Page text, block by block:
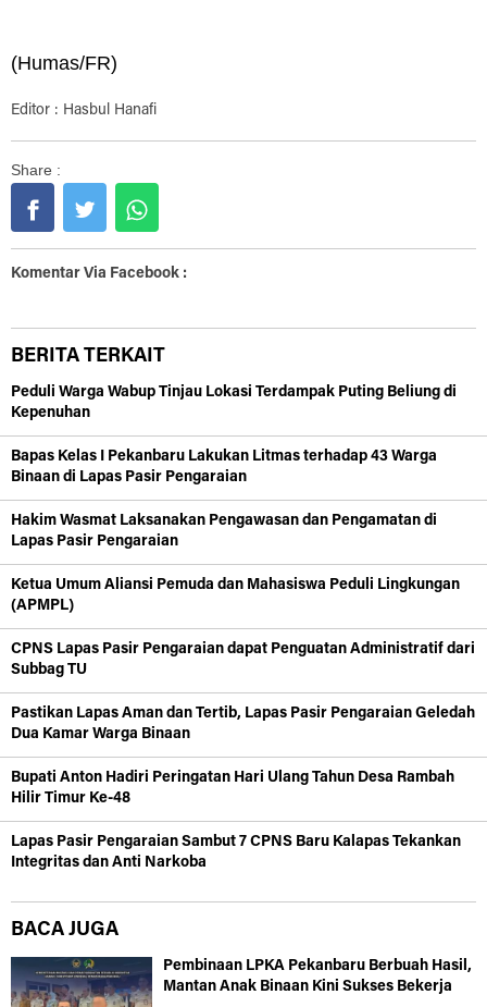
(Humas/FR)
Editor : Hasbul Hanafi
Share :
Komentar Via Facebook :
BERITA TERKAIT
Peduli Warga Wabup Tinjau Lokasi Terdampak Puting Beliung di
Kepenuhan
Bapas Kelas I Pekanbaru Lakukan Litmas terhadap 43 Warga
Binaan di Lapas Pasir Pengaraian
Hakim Wasmat Laksanakan Pengawasan dan Pengamatan di
Lapas Pasir Pengaraian
Ketua Umum Aliansi Pemuda dan Mahasiswa Peduli Lingkungan
(APMPL)
CPNS Lapas Pasir Pengaraian dapat Penguatan Administratif dari
Subbag TU
Pastikan Lapas Aman dan Tertib, Lapas Pasir Pengaraian Geledah
Dua Kamar Warga Binaan
Bupati Anton Hadiri Peringatan Hari Ulang Tahun Desa Rambah
Hilir Timur Ke-48
Lapas Pasir Pengaraian Sambut 7 CPNS Baru Kalapas Tekankan
Integritas dan Anti Narkoba
BACA JUGA
Pembinaan LPKA Pekanbaru Berbuah Hasil,
Mantan Anak Binaan Kini Sukses Bekerja